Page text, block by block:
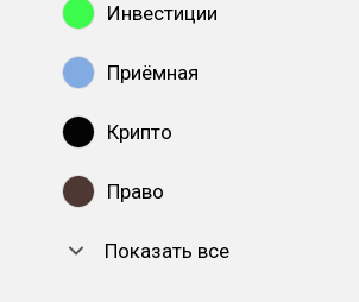
Инвестиции
Приёмная
Крипто
Право
Показать все